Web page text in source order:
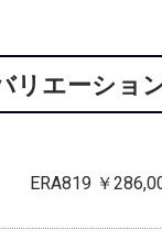
リエーショ
ERA819 ￥